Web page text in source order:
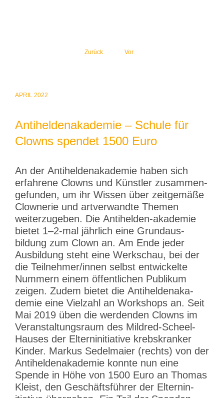
Zurück Vor
APRIL 2022
Antiheldenakademie – Schule für
Clowns spendet 1500 Euro
An der Antihel­den­aka­demie haben sich
erfahrene Clowns und Künstler zusam­men­
ge­funden, um ihr Wissen über zeitgemäße
Clownerie und artver­wandte Themen
weiter­zu­geben. Die Antihelden-akademie
bietet 1–2‑mal jährlich eine Grund­aus­
bildung zum Clown an. Am Ende jeder
Ausbildung steht eine Werkschau, bei der
die Teilnehmer/innen selbst entwi­ckelte
Nummern einem öffent­lichen Publikum
zeigen. Zudem bietet die Antihel­den­aka­
demie eine Vielzahl an Workshops an. Seit
Mai 2019 üben die werdenden Clowns im
Veran­stal­tungsraum des Mildred-Scheel-
Hauses der Eltern­in­itiative krebs­kranker
Kinder. Markus Sedel­maier (rechts) von der
Antihel­den­aka­demie konnte nun eine
Spende in Höhe von 1500 Euro an Thomas
Kleist, den Geschäfts­führer der Eltern­in­